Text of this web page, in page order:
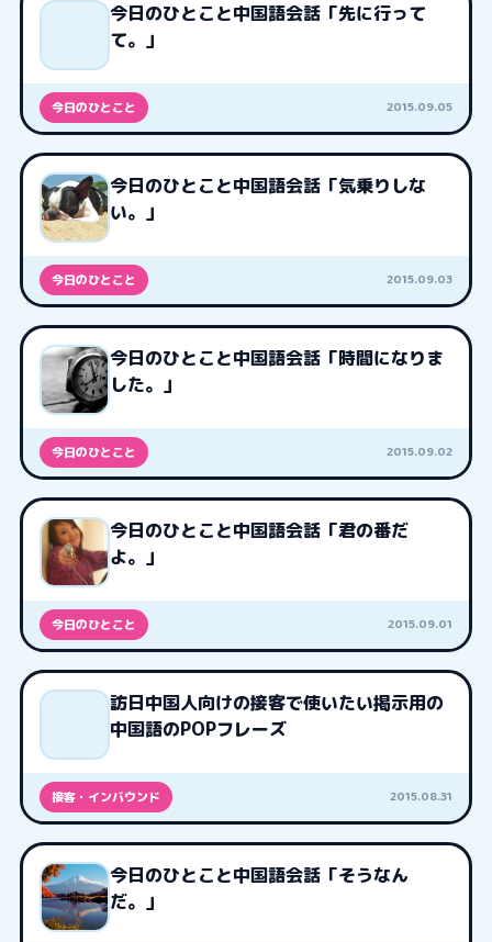
今日のひとこと中国語会話「先に行って
て。」
今日のひとこと 2015.09.05
今日のひとこと中国語会話「気乗りしな
い。」
今日のひとこと 2015.09.03
今日のひとこと中国語会話「時間になりま
した。」
今日のひとこと 2015.09.02
今日のひとこと中国語会話「君の番だ
よ。」
今日のひとこと 2015.09.01
訪日中国人向けの接客で使いたい掲示用の
中国語のPOPフレーズ
接客・インバウンド 2015.08.31
今日のひとこと中国語会話「そうなん
だ。」